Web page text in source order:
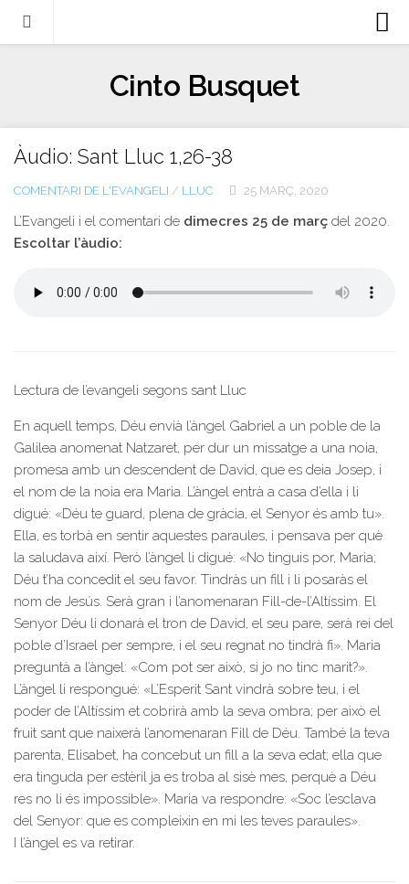
Llibres
Escrits-articles
Notícies
Castellano
English
Cinto Busquet
Àudio: Sant Lluc 1,26-38
COMENTARI DE L'EVANGELI / LLUC 25 MARÇ, 2020
L’Evangeli i el comentari de dimecres 25 de març del 2020.
Escoltar l’àudio:
Lectura de l’evangeli segons sant Lluc
En aquell temps, Déu envià l’àngel Gabriel a un poble de la
Galilea anomenat Natzaret, per dur un missatge a una noia,
promesa amb un descendent de David, que es deia Josep, i
el nom de la noia era Maria. L’àngel entrà a casa d’ella i li
digué: «Déu te guard, plena de gràcia, el Senyor és amb tu».
Ella, es torbà en sentir aquestes paraules, i pensava per què
la saludava així. Però l’àngel li digué: «No tinguis por, Maria;
Déu t’ha concedit el seu favor. Tindràs un fill i li posaràs el
nom de Jesús. Serà gran i l’anomenaran Fill-de-l’Altíssim. El
Senyor Déu li donarà el tron de David, el seu pare, serà rei del
poble d’Israel per sempre, i el seu regnat no tindrà fi». Maria
preguntà a l’àngel: «Com pot ser això, si jo no tinc marit?».
L’àngel li respongué: «L’Esperit Sant vindrà sobre teu, i el
poder de l’Altíssim et cobrirà amb la seva ombra; per això el
fruit sant que naixerà l’anomenaran Fill de Déu. També la teva
parenta, Elisabet, ha concebut un fill a la seva edat; ella que
era tinguda per estèril ja es troba al sisè mes, perquè a Déu
res no li és impossible». Maria va respondre: «Soc l’esclava
del Senyor: que es compleixin en mi les teves paraules».
I l’àngel es va retirar.